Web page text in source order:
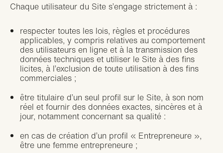
Chaque utilisateur du Site s’engage strictement à :
respecter toutes les lois, règles et procédures
applicables, y compris relatives au comportement
des utilisateurs en ligne et à la transmission des
données techniques et utiliser le Site à des fins
licites, à l’exclusion de toute utilisation à des fins
commerciales ;
être titulaire d’un seul profil sur le Site, à son nom
réel et fournir des données exactes, sincères et à
jour, notamment concernant sa qualité :
en cas de création d’un profil « Entrepreneure »,
être une femme entrepreneure ;